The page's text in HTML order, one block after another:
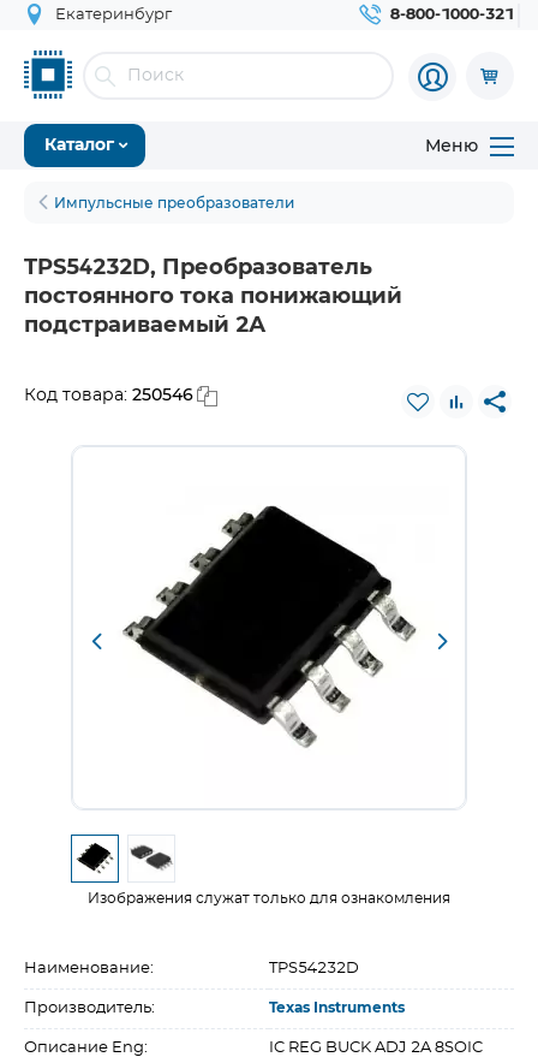
Екатеринбург 8-800-1000-321
Каталог Меню
Импульсные преобразователи
TPS54232D, Преобразователь
постоянного тока понижающий
подстраиваемый 2А
Код товара: 250546
Изображения служат только для ознакомления
Наименование: TPS54232D
Производитель: Texas Instruments
Описание Eng: IC REG BUCK ADJ 2A 8SOIC